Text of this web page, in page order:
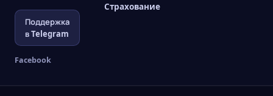
Поддержка
в Telegram
Facebook
Страхование